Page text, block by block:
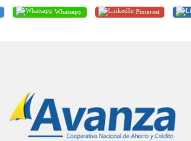
Whatsapp Pinterest